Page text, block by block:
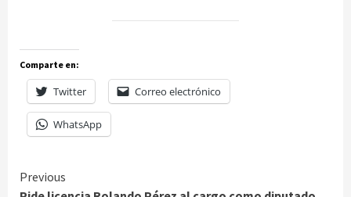
Comparte en:
Twitter Correo electrónico
WhatsApp
Continue
Previous